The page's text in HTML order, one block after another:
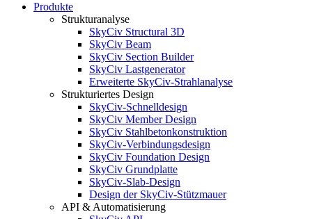
Produkte
Strukturanalyse
SkyCiv Structural 3D
SkyCiv Beam
SkyCiv Section Builder
SkyCiv Lastgenerator
Erweiterte SkyCiv-Strahlanalyse
Strukturiertes Design
SkyCiv-Schnelldesign
SkyCiv Member Design
SkyCiv Stahlbetonkonstruktion
SkyCiv-Verbindungsdesign
SkyCiv Foundation Design
SkyCiv Grundplatte
SkyCiv-Slab-Design
Design der SkyCiv-Stützmauer
API & Automatisierung